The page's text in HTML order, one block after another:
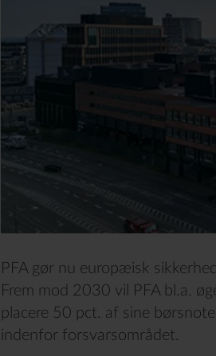
PFA gør nu europæisk
Frem mod 2030 vil PFA bl.a.
placere 50 pct. af sine
indenfor forsvarsområdet.